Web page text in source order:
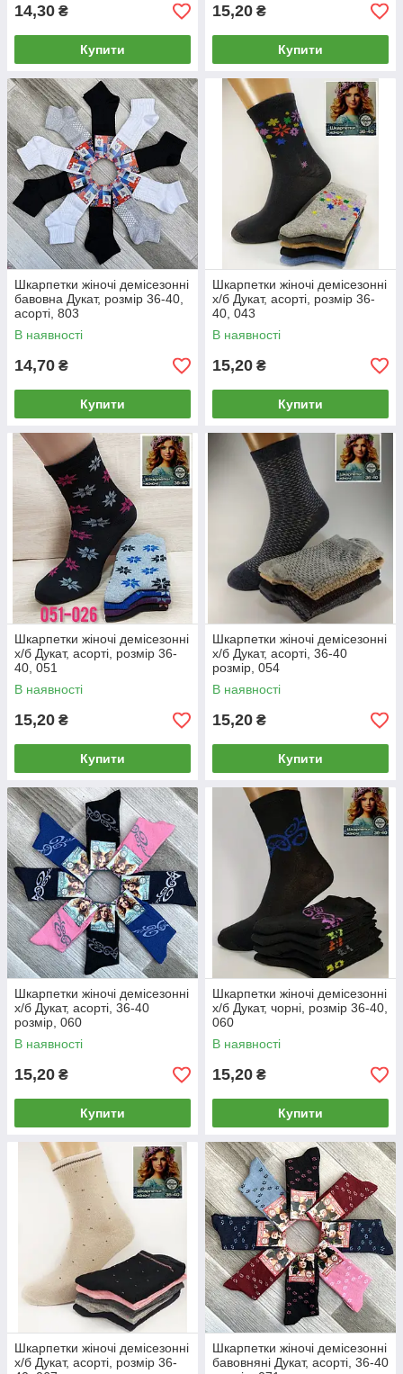
14,30 ₴
Купити
15,20 ₴
Купити
Шкарпетки жіночі демісезонні
бавовна Дукат, розмір 36-40,
асорті, 803
В наявності
14,70 ₴
Купити
Шкарпетки жіночі демісезонні
х/б Дукат, асорті, розмір 36-
40, 043
В наявності
15,20 ₴
Купити
Шкарпетки жіночі демісезонні
х/б Дукат, асорті, розмір 36-
40, 051
В наявності
15,20 ₴
Купити
Шкарпетки жіночі демісезонні
х/б Дукат, асорті, 36-40
розмір, 054
В наявності
15,20 ₴
Купити
Шкарпетки жіночі демісезонні
х/б Дукат, асорті, 36-40
розмір, 060
В наявності
15,20 ₴
Купити
Шкарпетки жіночі демісезонні
х/б Дукат, чорні, розмір 36-40,
060
В наявності
15,20 ₴
Купити
Шкарпетки жіночі демісезонні
х/б Дукат, асорті, розмір 36-
Шкарпетки жіночі демісезонні
бавовняні Дукат, асорті, 36-40